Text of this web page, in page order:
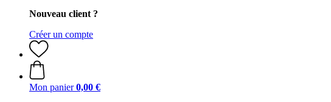
Nouveau client ?
Créer un compte
Mon panier 0,00 €